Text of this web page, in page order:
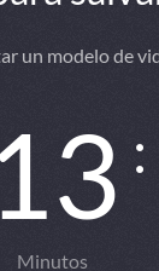
un modelo de
3
Minutos
: